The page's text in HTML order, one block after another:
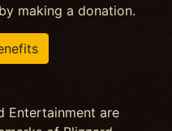
by making a donation.
Entertainment are